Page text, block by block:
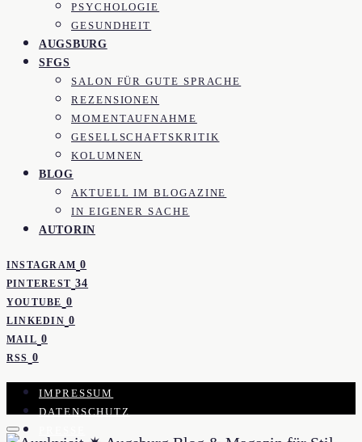
PSYCHOLOGIE
GESUNDHEIT
AUGSBURG
SFGS
SALON FÜR GUTE SPRACHE
REZENSIONEN
MOMENTAUFNAHME
GESELLSCHAFTSKRITIK
KOLUMNEN
BLOG
AKTUELL IM BLOGAZINE
IN EIGENER SACHE
AUTORIN
INSTAGRAM 0
PINTEREST 34
YOUTUBE 0
LINKEDIN 0
MAIL 0
RSS 0
IMPRESSUM
DATENSCHUTZ